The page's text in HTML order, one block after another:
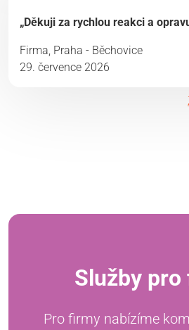
„Děkuji za rychlou reakci a
Firma, Praha - Běchovice
29. července 2026
Služby
Pro firmy nabízíme